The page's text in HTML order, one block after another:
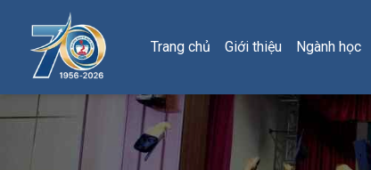
Trang chủ Giới thiệu Ngành học